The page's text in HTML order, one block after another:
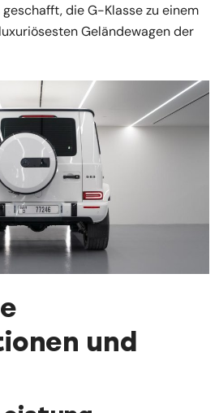
die G-Klasse zu einem
Geländewagen der
und